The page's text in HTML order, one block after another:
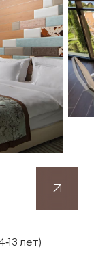
лет)